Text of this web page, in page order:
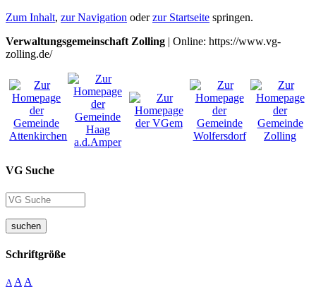
Zum Inhalt, zur Navigation oderzur Startseite springen.
Verwaltungsgemeinschaft Zolling | Online: https://www.vg-
zolling.de/
VG Suche
suchen
Schriftgröße
A A A